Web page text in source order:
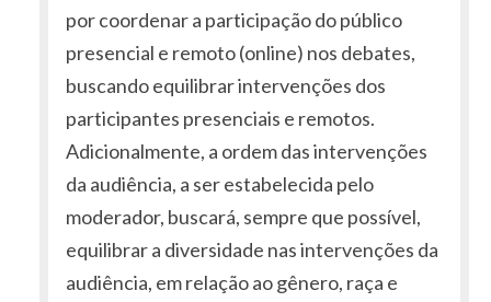
por coordenar a participação do público
presencial e remoto (online) nos debates,
buscando equilibrar intervenções dos
participantes presenciais e remotos.
Adicionalmente, a ordem das intervenções
da audiência, a ser estabelecida pelo
moderador, buscará, sempre que possível,
equilibrar a diversidade nas intervenções da
audiência, em relação ao gênero, raça e